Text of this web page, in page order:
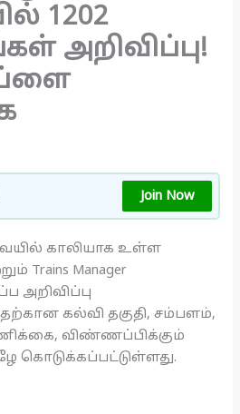
1202
அறிவிப்பு!
Join Now
காலியாக உள்ள
Trains Manager
அறிவிப்பு
கல்வி தகுதி, சம்பளம்,
விண்ணப்பிக்கும்
கொடுக்கப்பட்டுள்ளது.